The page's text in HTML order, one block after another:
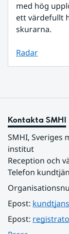
med hög
ett värdefullt
skurarna.
Radar
Kontakta SMHI
SMHI, Sveriges
institut
Reception och
Telefon
Epost:
Epost: